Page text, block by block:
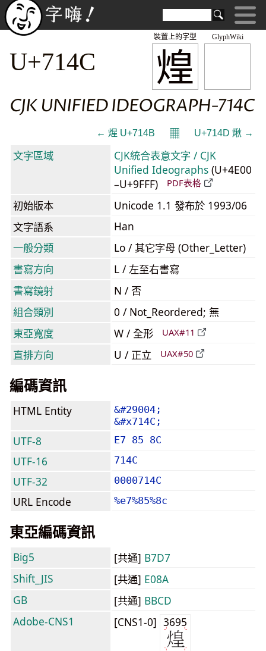
GlyphWiki
煌
裝置上的字型
U+714C
CJK UNIFIED IDEOGRAPH-714C
← 煋 U+714B 𝄜 U+714D 煍 →
文字區域
CJK統合表意文字 / CJK
Unified Ideographs (U+4E00
–U+9FFF)
PDF表格
初始版本
Unicode 1.1 發布於 1993/06
文字語系
Han
一般分類
Lo / 其它字母 (Other_Letter)
書寫方向
L / 左至右書寫
書寫鏡射
N / 否
組合類別
0 / Not_Reordered; 無
東亞寬度
W / 全形 UAX#11
直排方向 U / 正立 UAX#50
編碼資訊
HTML Entity
&#29004;
&#x714C;
UTF-8 E7 85 8C
UTF-16 714C
UTF-32 0000714C
URL Encode %e7%85%8c
東亞編碼資訊
Big5 [共通] B7D7
Shift_JIS
[共通] E08A
GB
[共通] BBCD
Adobe-CNS1
[CNS1-0] 3695